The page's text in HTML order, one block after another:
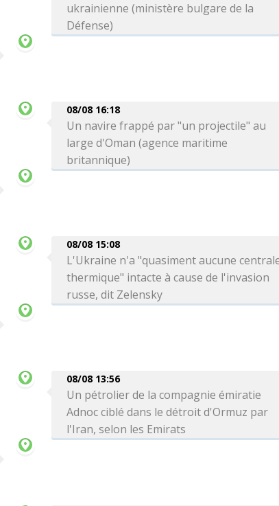
ukrainienne (ministère bulgare de la
Défense)
08/08 16:18
Un navire frappé par "un projectile" au
large d'Oman (agence maritime
britannique)
08/08 15:08
L'Ukraine n'a "quasiment aucune
thermique" intacte à cause de l'invasion
russe, dit Zelensky
08/08 13:56
Un pétrolier de la compagnie émiratie
Adnoc ciblé dans le détroit d'Ormuz par
l'Iran, selon les Emirats